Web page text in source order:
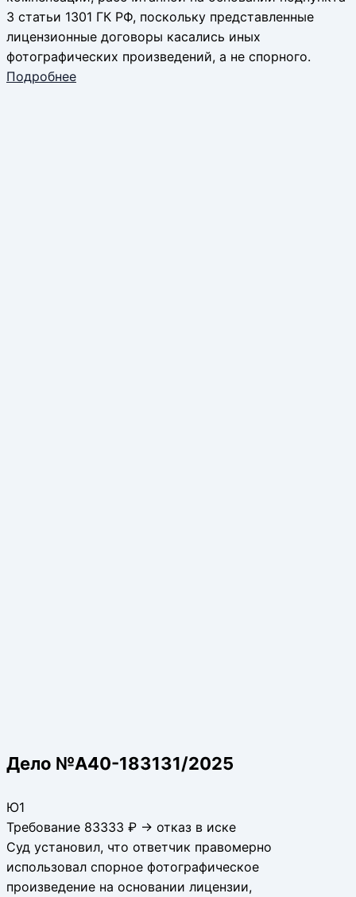
3 статьи 1301 ГК РФ, поскольку представленные
лицензионные договоры касались иных
фотографических произведений, а не спорного.
Подробнее
Дело №А40-183131/2025
Ю1
Требование 83333 ₽ → отказ в иске
Суд установил, что ответчик правомерно
использовал спорное фотографическое
произведение на основании лицензии,